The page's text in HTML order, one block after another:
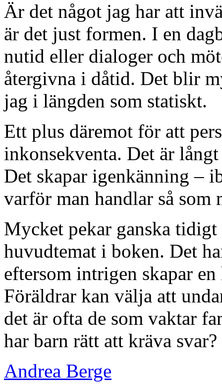
Är det något jag har att
är det just formen. I en
nutid eller dialoger och
återgivna i dåtid. Det blir
jag i längden som statiskt.
Ett plus däremot för att
inkonsekventa. Det är
Det skapar igenkänning –
varför man handlar så
Mycket pekar ganska
huvudtemat i boken. Det
eftersom intrigen skapar
Föräldrar kan välja att
det är ofta de som vaktar
har barn rätt att kräva svar?
Andrea Berge